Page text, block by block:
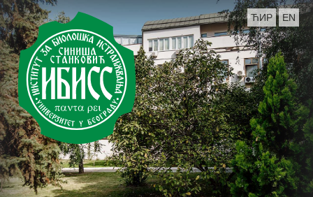
ЋИР EN